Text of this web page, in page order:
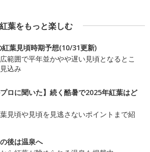
紅葉をもっと楽しむ
紅葉見頃時期予想(10/31更新)
範囲で平年並かやや遅い見頃となるとこ
込み
プロに聞いた】続く酷暑で2025年紅葉はど
見頃や見頃を見逃さないポイントまで紹
後は温泉へ